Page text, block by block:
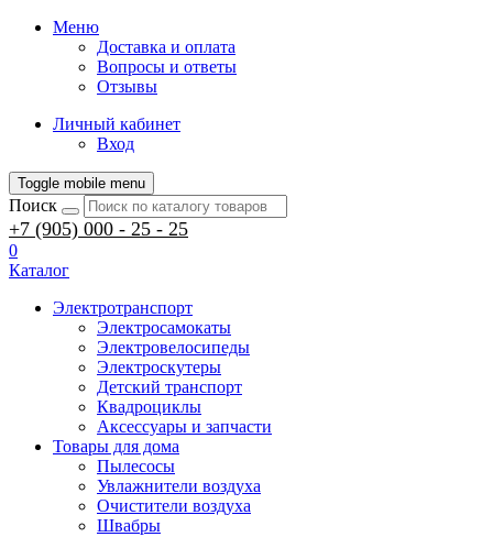
Меню
Доставка и оплата
Вопросы и ответы
Отзывы
Личный кабинет
Вход
Toggle mobile menu
Поиск
+7 (905) 000 - 25 - 25
0
Каталог
Электротранспорт
Электросамокаты
Электровелосипеды
Электроскутеры
Детский транспорт
Квадроциклы
Аксессуары и запчасти
Товары для дома
Пылесосы
Увлажнители воздуха
Очистители воздуха
Швабры